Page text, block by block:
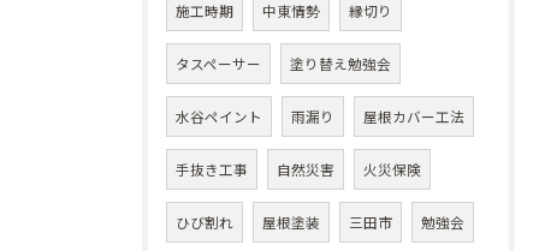
施工時期 中東情勢 縁切り
タスペーサー 塗り替え勉強会
水谷ペイント 雨漏り 屋根カバー工法
手抜き工事 自然災害 火災保険
ひび割れ 屋根塗装 三田市 勉強会